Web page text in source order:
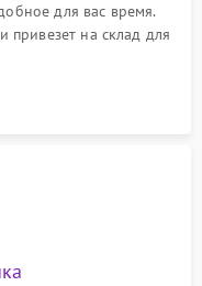
для вас время.
привезет на склад для